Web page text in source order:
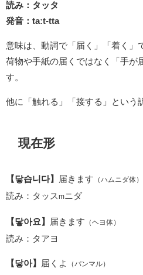
読み：タッタ
発音：taːt-tta
意味は、動詞で「届く」「着く」
荷物や手紙の届くではなく「手が
す。
他に「触れる」「接する」という
現在形
【닿습니다】 届きます （ハムニダ体）
読み：タッス m ニダ
【닿아요】 届きます （ヘヨ体）
読み：タアヨ
【닿아】 届くよ （パンマル）